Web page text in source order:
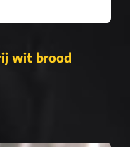
wit brood